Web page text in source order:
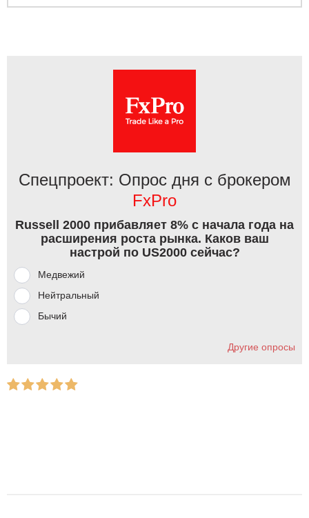
Спецпроект: Опрос дня с брокером
FxPro
Russell 2000 прибавляет 8% с начала года на
расширения роста рынка. Каков ваш
настрой по US2000 сейчас?
Медвежий
Нейтральный
Бычий
Другие опросы